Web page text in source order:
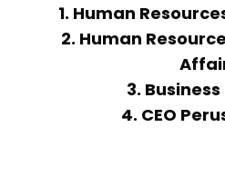
1. Human
2. Human
3.
4. CEO